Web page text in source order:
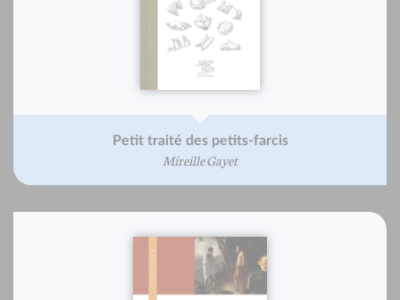
Petit traité des petits-farcis
Mireille Gayet